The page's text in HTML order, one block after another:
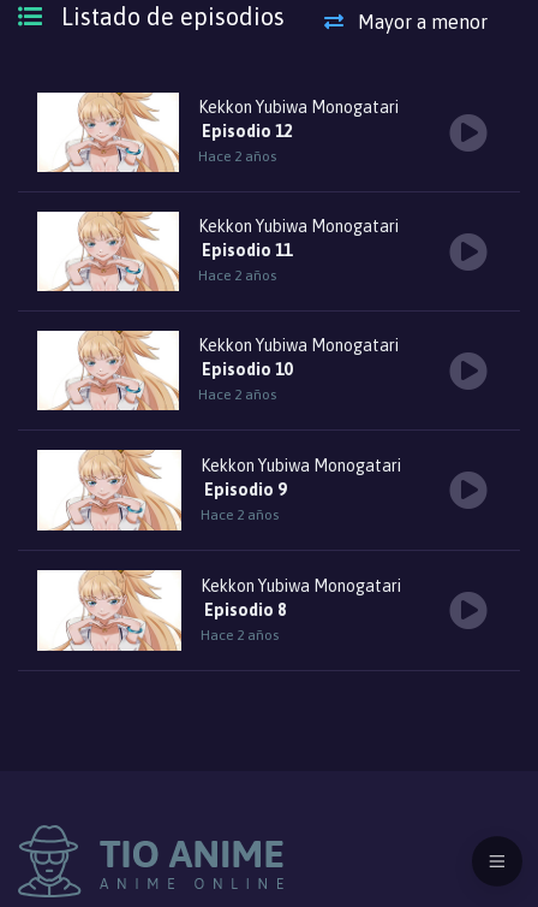
Listado de episodios Mayor a menor
Kekkon Yubiwa Monogatari
Episodio 12
Hace 2 años
Kekkon Yubiwa Monogatari
Episodio 11
Hace 2 años
Kekkon Yubiwa Monogatari
Episodio 10
Hace 2 años
Kekkon Yubiwa Monogatari
Episodio 9
Hace 2 años
Kekkon Yubiwa Monogatari
Episodio 8
Hace 2 años
Episodio 6
Hace 2 años